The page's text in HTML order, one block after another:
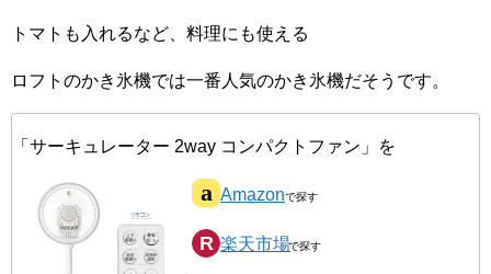
トマトも入れるなど、料理にも使える
ロフトのかき氷機では一番人気のかき氷機だそうです。
「サーキュレーター 2way コンパクトファン」を
Amazon
楽天市場